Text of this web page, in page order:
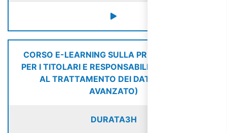
CORSO E-LEARNING SULLA PRIVACY (GDPR)
PER I TITOLARI E RESPONSABILI AUTORIZZATI
AL TRATTAMENTO DEI DATI (CORSO
AVANZATO)
DURATA3H